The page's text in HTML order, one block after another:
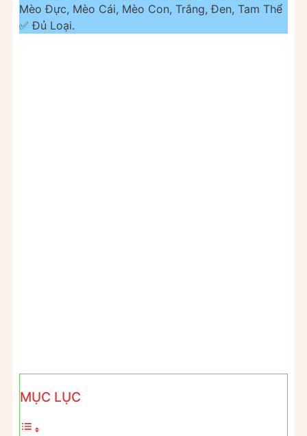
Mèo Đực, Mèo Cái, Mèo Con, Trắng, Đen, Tam Thể
✅ Đủ Loại.
MỤC LỤC